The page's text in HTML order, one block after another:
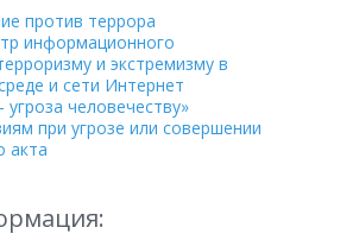
против террора
информационного
и экстремизму в
и сети Интернет
человечеству»
при угрозе или совершении
акта